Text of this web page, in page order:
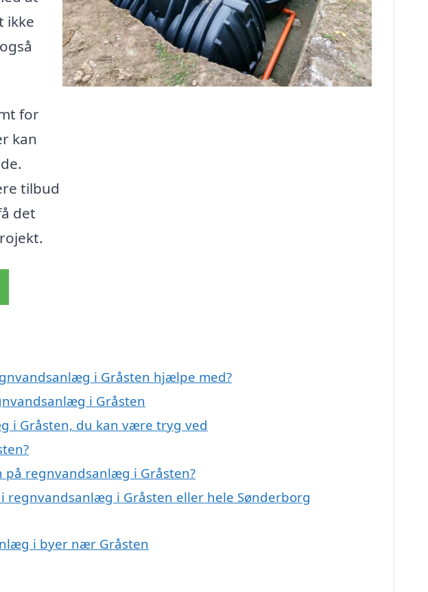
ikke
for
kan
tilbud
det
i Gråsten hjælpe med?
i Gråsten
i Gråsten, du kan være tryg ved
regnvandsanlæg i Gråsten?
regnvandsanlæg i Gråsten eller hele Sønderborg
i byer nær Gråsten